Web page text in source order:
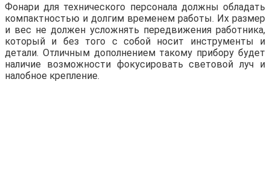
Фонари для технического персонала должны обладать
компактностью и долгим временем работы. Их размер
и вес не должен усложнять передвижения работника,
который и без того с собой носит инструменты и
детали. Отличным дополнением такому прибору будет
наличие возможности фокусировать световой луч и
налобное крепление.